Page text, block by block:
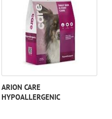
ARION CARE
HYPOALLERGENIC